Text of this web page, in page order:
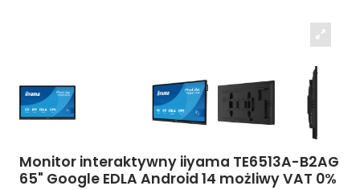
Monitor interaktywny iiyama TE6513A-B2AG
65" Google EDLA Android 14 możliwy VAT 0%